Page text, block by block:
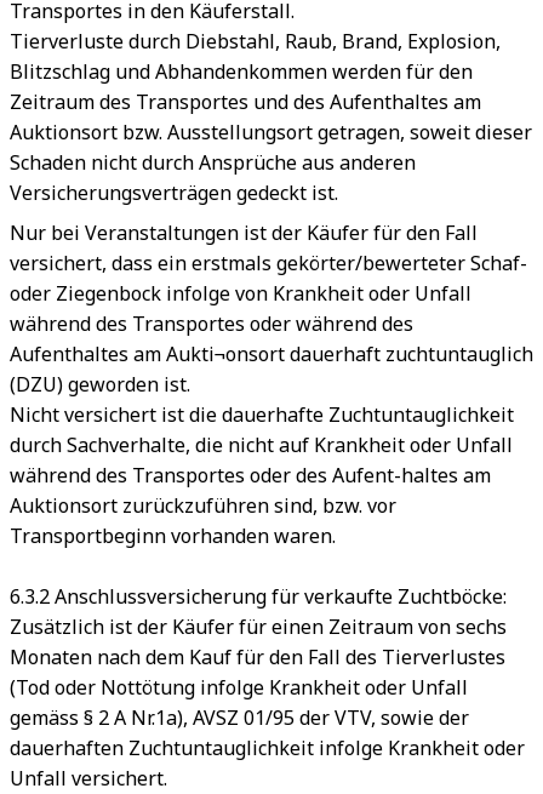
Transportes in den Käuferstall.
Tierverluste durch Diebstahl, Raub, Brand, Explosion,
Blitzschlag und Abhandenkommen werden für den
Zeitraum des Transportes und des Aufenthaltes am
Auktionsort bzw. Ausstellungsort getragen, soweit dieser
Schaden nicht durch Ansprüche aus anderen
Versicherungsverträgen gedeckt ist.
Nur bei Veranstaltungen ist der Käufer für den Fall
versichert, dass ein erstmals gekörter/bewerteter Schaf-
oder Ziegenbock infolge von Krankheit oder Unfall
während des Transportes oder während des
Aufenthaltes am Aukti¬onsort dauerhaft zuchtuntauglich
(DZU) geworden ist.
Nicht versichert ist die dauerhafte Zuchtuntauglichkeit
durch Sachverhalte, die nicht auf Krankheit oder Unfall
während des Transportes oder des Aufent-haltes am
Auktionsort zurückzuführen sind, bzw. vor
Transportbeginn vorhanden waren.
6.3.2 Anschlussversicherung für verkaufte Zuchtböcke:
Zusätzlich ist der Käufer für einen Zeitraum von sechs
Monaten nach dem Kauf für den Fall des Tierverlustes
(Tod oder Nottötung infolge Krankheit oder Unfall
gemäss § 2 A Nr.1a), AVSZ 01/95 der VTV, sowie der
dauerhaften Zuchtuntauglichkeit infolge Krankheit oder
Unfall versichert.